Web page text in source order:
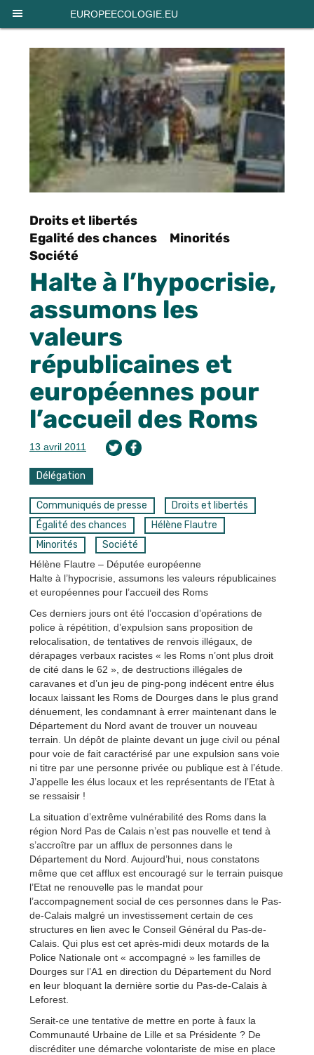
EUROPEECOLOGIE.EU
Droits et libertés
Egalité des chances
Minorités
Société
Halte à l’hypocrisie,
assumons les
valeurs
républicaines et
européennes pour
l’accueil des Roms
13 avril 2011
Délégation
Communiqués de presse
Droits et libertés
Égalité des chances
Hélène Flautre
Minorités
Société
Hélène Flautre – Députée européenne
Halte à l’hypocrisie, assumons les valeurs républicaines
et européennes pour l’accueil des Roms
Ces derniers jours ont été l’occasion d’opérations de
police à répétition, d’expulsion sans proposition de
relocalisation, de tentatives de renvois illégaux, de
dérapages verbaux racistes « les Roms n’ont plus droit
de cité dans le 62 », de destructions illégales de
caravanes et d’un jeu de ping-pong indécent entre élus
locaux laissant les Roms de Dourges dans le plus grand
dénuement, les condamnant à errer maintenant dans le
Département du Nord avant de trouver un nouveau
terrain. Un dépôt de plainte devant un juge civil ou pénal
pour voie de fait caractérisé par une expulsion sans voie
ni titre par une personne privée ou publique est à l’étude.
J’appelle les élus locaux et les représentants de l’Etat à
se ressaisir !
La situation d’extrême vulnérabilité des Roms dans la
région Nord Pas de Calais n’est pas nouvelle et tend à
s’accroître par un afflux de personnes dans le
Département du Nord. Aujourd’hui, nous constatons
même que cet afflux est encouragé sur le terrain puisque
l’Etat ne renouvelle pas le mandat pour
l’accompagnement social de ces personnes dans le Pas-
de-Calais malgré un investissement certain de ces
structures en lien avec le Conseil Général du Pas-de-
Calais. Qui plus est cet après-midi deux motards de la
Police Nationale ont « accompagné » les familles de
Dourges sur l’A1 en direction du Département du Nord
en leur bloquant la dernière sortie du Pas-de-Calais à
Leforest.
Serait-ce une tentative de mettre en porte à faux la
Communauté Urbaine de Lille et sa Présidente ? De
discréditer une démarche volontariste de mise en place